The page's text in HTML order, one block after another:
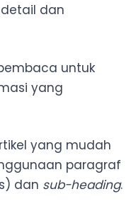
dan
untuk
yang
yang mudah
paragraf
dan sub-heading.